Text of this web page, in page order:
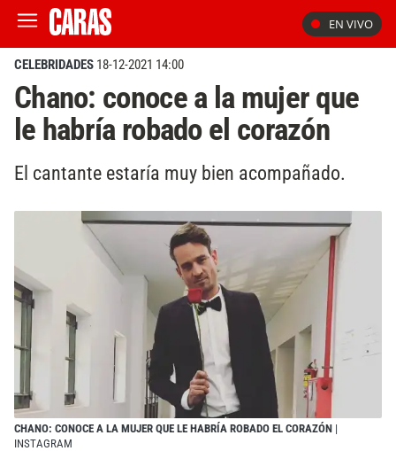
EN VIVO
CELEBRIDADES 18-12-2021 14:00
Chano: conoce a la mujer que
le habría robado el corazón
El cantante estaría muy bien acompañado.
CHANO: CONOCE A LA MUJER QUE LE HABRÍA ROBADO EL CORAZÓN |
INSTAGRAM